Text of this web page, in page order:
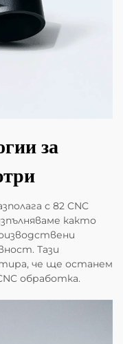
за
с 82 CNC
както
Тази
че ще останем
обработка.